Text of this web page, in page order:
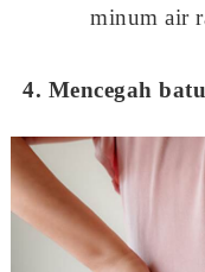
minum air
4. Mencegah